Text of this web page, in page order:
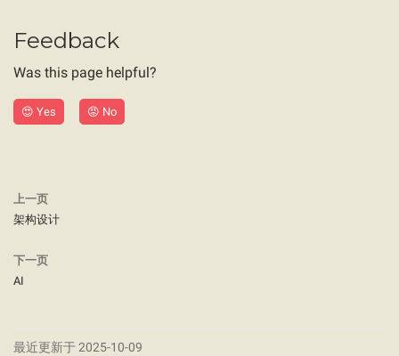
Feedback
Was this page helpful?
😍 Yes 😡 No
上一页
架构设计
下一页
AI
最近更新于 2025-10-09